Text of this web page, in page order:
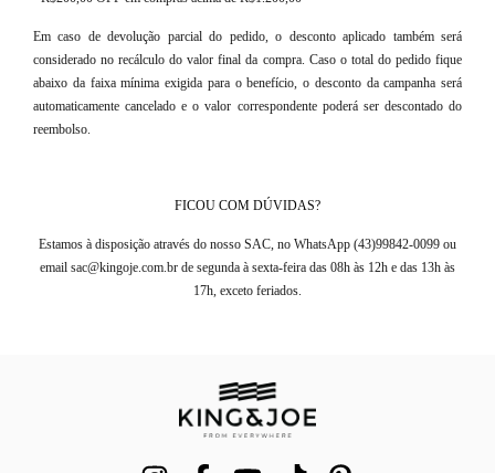
Em caso de devolução parcial do pedido, o desconto aplicado também será
considerado no recálculo do valor final da compra. Caso o total do pedido fique
abaixo da faixa mínima exigida para o benefício, o desconto da campanha será
automaticamente cancelado e o valor correspondente poderá ser descontado do
reembolso.
FICOU COM DÚVIDAS?
Estamos à disposição através do nosso SAC, no WhatsApp (43)99842-0099 ou
email sac@kingoje.com.br de segunda à sexta-feira das 08h às 12h e das 13h às
17h, exceto feriados.